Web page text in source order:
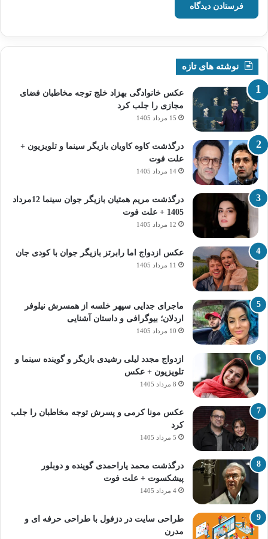
نوشته های تازه
عکس خانوادگی بهزاد خلج توجه مخاطبان فضای
مجازی را جلب کرد
15 مرداد 1405
درگذشت کاوه کاویان بازیگر سینما و تلویزیون +
علت فوت
14 مرداد 1405
درگذشت مریم همتیان بازیگر جوان سینما 12مرداد
1405 + علت فوت
12 مرداد 1405
عکس ازدواج اما رابرتز بازیگر جوان با کودی جان
11 مرداد 1405
ماجرای جدایی سپهر خلسه از همسرش نیلوفر
اردلان؛ بیوگرافی و داستان آشنایی
10 مرداد 1405
ازدواج مجدد لیلی رشیدی بازیگر و گوینده سینما و
تلویزیون + عکس
8 مرداد 1405
عکس مونا کرمی و پسرش توجه مخاطبان را جلب
کرد
5 مرداد 1405
درگذشت محمد یاراحمدی گوینده و دوبلور
پیشکسوت + علت فوت
4 مرداد 1405
طراحی سایت در دزفول با طراحی حرفه‌ ای و
مدرن